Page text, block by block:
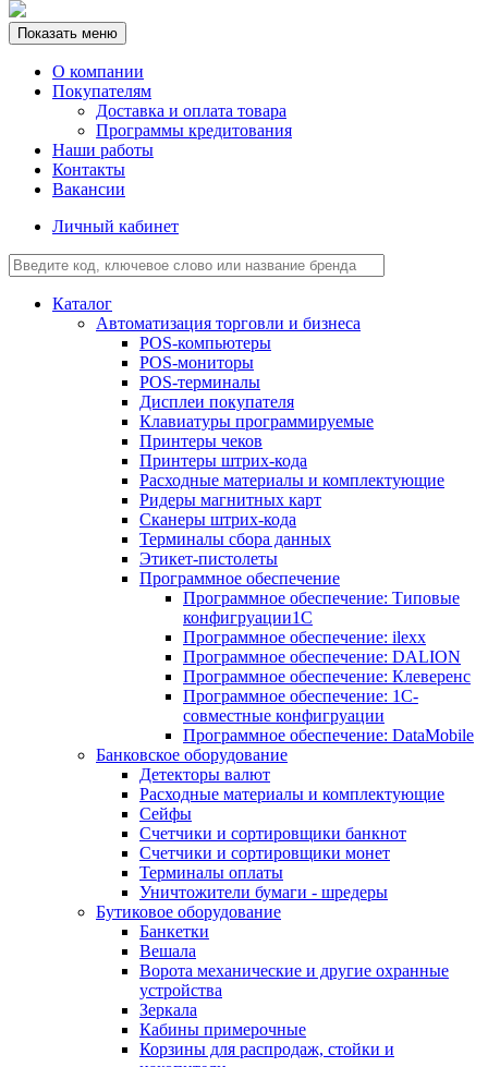
Показать меню
О компании
Покупателям
Доставка и оплата товара
Программы кредитования
Наши работы
Контакты
Вакансии
Личный кабинет
Каталог
Автоматизация торговли и бизнеса
POS-компьютеры
POS-мониторы
POS-терминалы
Дисплеи покупателя
Клавиатуры программируемые
Принтеры чеков
Принтеры штрих-кода
Расходные материалы и комплектующие
Ридеры магнитных карт
Сканеры штрих-кода
Терминалы сбора данных
Этикет-пистолеты
Программное обеспечение
Программное обеспечение: Типовые
конфигруации1С
Программное обеспечение: ilexx
Программное обеспечение: DALION
Программное обеспечение: Клеверенс
Программное обеспечение: 1С-
совместные конфигруации
Программное обеспечение: DataMobile
Банковское оборудование
Детекторы валют
Расходные материалы и комплектующие
Сейфы
Счетчики и сортировщики банкнот
Счетчики и сортировщики монет
Терминалы оплаты
Уничтожители бумаги - шредеры
Бутиковое оборудование
Банкетки
Вешала
Ворота механические и другие охранные
устройства
Зеркала
Кабины примерочные
Корзины для распродаж, стойки и